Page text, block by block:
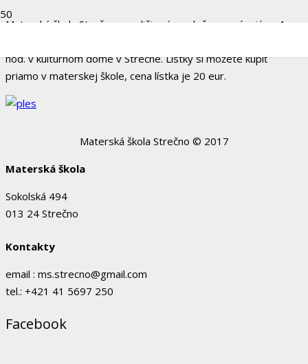
Materská škola Strečno a rodičia vás srdečne pozývajú na 1.
hod. v kultúrnom dome v Strečne. Lístky si môžete kúpiť
priamo v materskej škole, cena lístka je 20 eur.
Materská škola Strečno © 2017
Materská škola
Sokolská 494
013 24 Strečno
Kontakty
email : ms.strecno@gmail.com
tel.: +421 41 5697 250
Facebook